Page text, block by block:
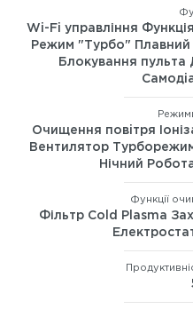
Wi-Fi управління
Режим "Турбо" Плавний
Блокування пульта
Очищення повiтря
Вентилятор
Нічний
Функції
Фільтр Cold Plasma